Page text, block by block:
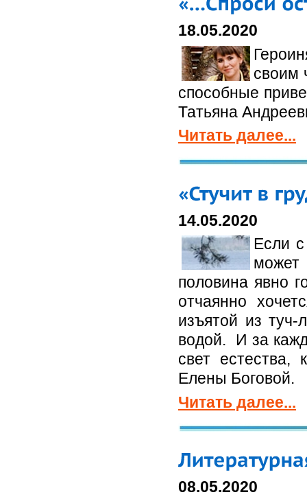
18.05.2020
своим
способные
Татьяна
Читать далее...
14.05.2020
Если с
может
половина явно
отчаянно
изъятой из
водой. И за
свет естества,
Елены Боговой.
Читать далее...
08.05.2020